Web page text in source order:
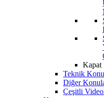
Kapat
Teknik
Diğer
Çeşitli